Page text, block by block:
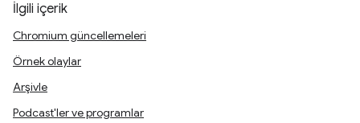
İlgili içerik
Chromium güncellemeleri
Örnek olaylar
Arşivle
Podcast'ler ve programlar